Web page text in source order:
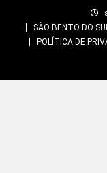
SÃO BENTO DO
POLÍTICA DE